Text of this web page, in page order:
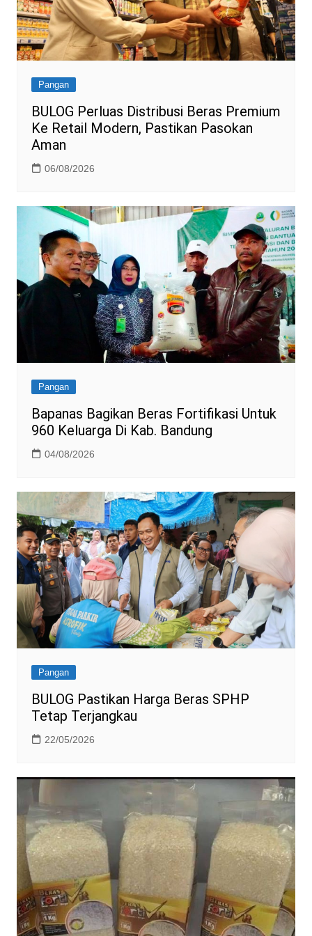
Pangan
BULOG Perluas Distribusi Beras Premium
Ke Retail Modern, Pastikan Pasokan
Aman
06/08/2026
Pangan
Bapanas Bagikan Beras Fortifikasi Untuk
960 Keluarga Di Kab. Bandung
04/08/2026
Pangan
BULOG Pastikan Harga Beras SPHP
Tetap Terjangkau
22/05/2026